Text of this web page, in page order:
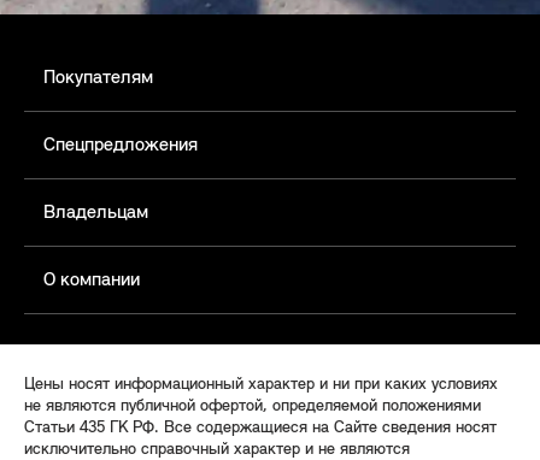
Покупателям
Спецпредложения
Владельцам
О компании
Цены носят информационный характер и ни при каких условиях
не являются публичной офертой, определяемой положениями
Статьи 435 ГК РФ. Все содержащиеся на Сайте сведения носят
исключительно справочный характер и не являются